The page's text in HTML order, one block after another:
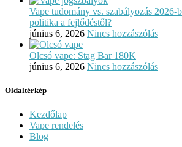
Vape tudomány vs. szabályozás 2026-
politika a fejlődéstől?
június 6, 2026 Nincs hozzászólás
Olcsó vape: Stag Bar 180K
június 6, 2026 Nincs hozzászólás
Oldaltérkép
Kezdőlap
Vape rendelés
Blog